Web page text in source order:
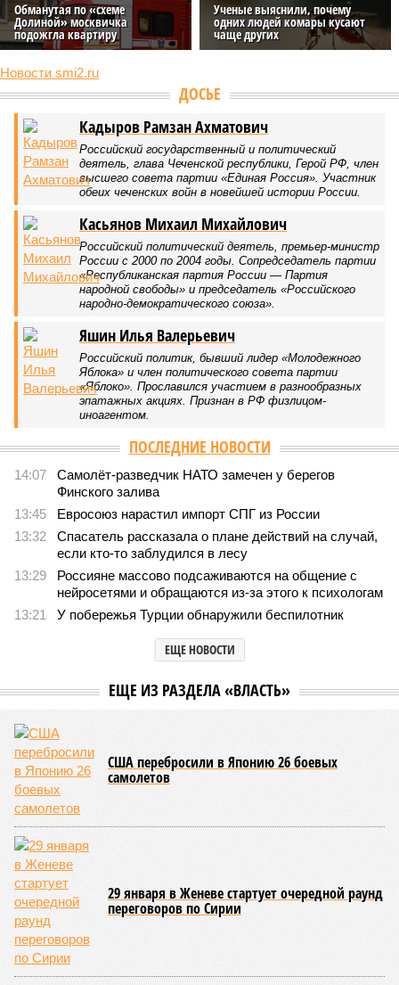
Обманутая по «схеме
Долиной» москвичка
подожгла квартиру
Ученые выяснили, почему
одних людей комары кусают
чаще других
Новости smi2.ru
ДОСЬЕ
Кадыров Рамзан Ахматович
Российский государственный и политический
деятель, глава Чеченской республики, Герой РФ, член
высшего совета партии «Единая Россия». Участник
обеих чеченских войн в новейшей истории России.
Касьянов Михаил Михайлович
Российский политический деятель, премьер-министр
России с 2000 по 2004 годы. Сопредседатель партии
«Республиканская партия России — Партия
народной свободы» и председатель «Российского
народно-демократического союза».
Яшин Илья Валерьевич
Российский политик, бывший лидер «Молодежного
Яблока» и член политического совета партии
«Яблоко». Прославился участием в разнообразных
эпатажных акциях. Признан в РФ физлицом-
иноагентом.
ПОСЛЕДНИЕ НОВОСТИ
14:07
Самолёт-разведчик НАТО замечен у берегов
Финского залива
13:45
Евросоюз нарастил импорт СПГ из России
13:32
Спасатель рассказала о плане действий на случай,
если кто-то заблудился в лесу
13:29
Россияне массово подсаживаются на общение с
нейросетями и обращаются из-за этого к психологам
13:21
У побережья Турции обнаружили беспилотник
ЕЩЕ НОВОСТИ
ЕЩЕ ИЗ РАЗДЕЛА «ВЛАСТЬ»
США перебросили в Японию 26 боевых
самолетов
29 января в Женеве стартует очередной раунд
переговоров по Сирии